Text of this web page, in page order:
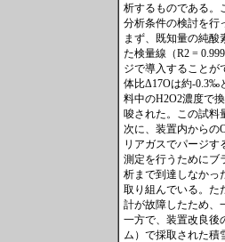
析するものである。
分析条件の検討を行
まず、既知量の純
た検量線（R2 =
ジで導入することが
体比Δ17Oは約-0.3‰
料中のH2O2濃度で
唆された。この試料
次に、装置内からの
リアガスでパージ
測定を行うためにブ
析まで到達しなかっ
取り組んでいる。た
計が故障したため、
一方で、装置改良後
ム）で採取された積